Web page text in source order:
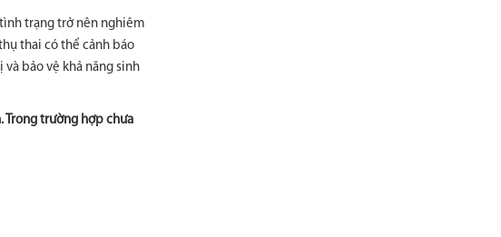
trạng trở nên nghiêm
thai có thể cảnh báo
bảo vệ khả năng sinh
Trong trường hợp chưa